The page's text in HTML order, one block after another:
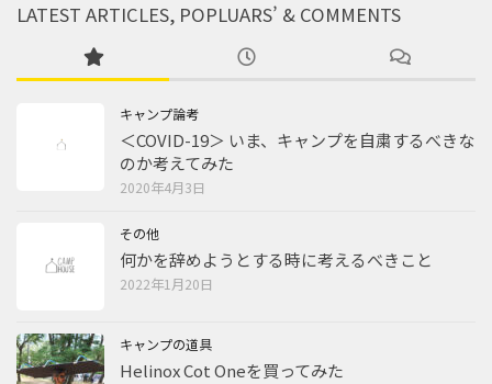
LATEST ARTICLES, POPLUARS’ & COMMENTS
キャンプ論考
＜COVID-19＞ いま、キャンプを自粛するべきな
のか考えてみた
2020年4月3日
その他
何かを辞めようとする時に考えるべきこと
2022年1月20日
キャンプの道具
Helinox Cot Oneを買ってみた